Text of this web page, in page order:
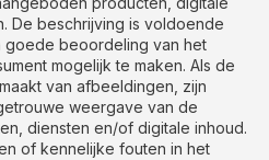
De beschrijving is voldoende
goede beoordeling van het
mogelijk te maken. Als de
van afbeeldingen, zijn
weergave van de
diensten en/of digitale inhoud.
of kennelijke fouten in het